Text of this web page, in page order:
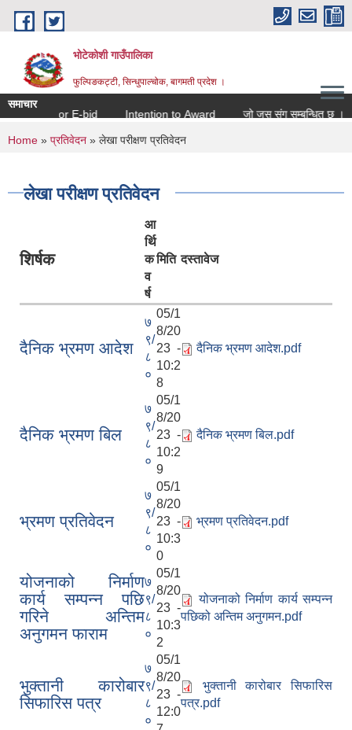
Skip to main content
भोटेकोशी गाउँपालिका
फुल्पिङकट्टी, सिन्धुपाल्चोक, बागमती प्रदेश ।
समाचार
for E-bid
Intention to Award जो जस संग सम्बन्धित छ ।
You are here
Home » प्रतिवेदन » लेखा परीक्षण प्रतिवेदन
लेखा परीक्षण प्रतिवेदन
शिर्षक
आ
र्थि
क
व
र्ष
मिति दस्तावेज
दैनिक भ्रमण आदेश
७
९/
८
०
05/1
8/20
23 -
10:2
8
दैनिक भ्रमण आदेश.pdf
दैनिक भ्रमण बिल
७
९/
८
०
05/1
8/20
23 -
10:2
9
दैनिक भ्रमण बिल.pdf
भ्रमण प्रतिवेदन
७
९/
८
०
05/1
8/20
23 -
10:3
0
भ्रमण प्रतिवेदन.pdf
योजनाको निर्माण
कार्य सम्पन्न पछि
गरिने अन्तिम
अनुगमन फाराम
७
९/
८
०
05/1
8/20
23 -
10:3
2
योजनाको निर्माण कार्य सम्पन्न
पछिको अन्तिम अनुगमन.pdf
भुक्तानी कारोबार
सिफारिस पत्र
७
९/
८
०
05/1
8/20
23 -
12:0
भुक्तानी कारोबार सिफारिस
पत्र.pdf